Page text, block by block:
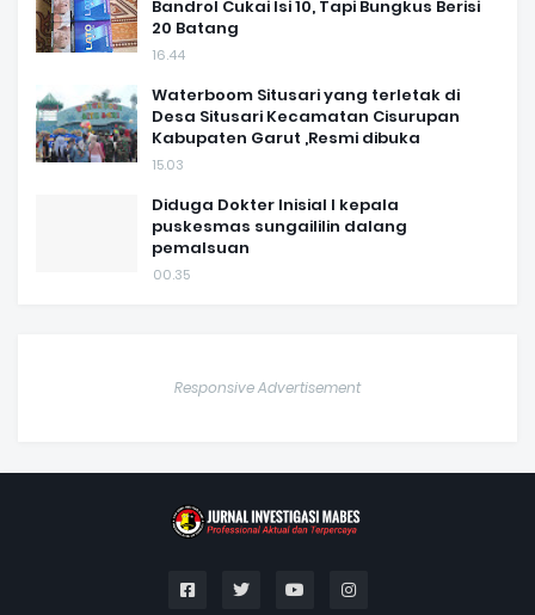
Bandrol Cukai Isi 10, Tapi Bungkus Berisi
20 Batang
16.44
Waterboom Situsari yang terletak di
Desa Situsari Kecamatan Cisurupan
Kabupaten Garut ,Resmi dibuka
15.03
Diduga Dokter Inisial I kepala
puskesmas sungaililin dalang
pemalsuan
00.35
Responsive Advertisement